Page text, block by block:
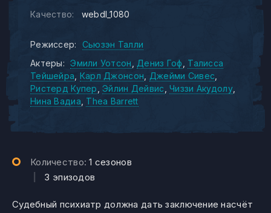
Качество: webdl_1080
Режиссер:
Сьюзэн Талли
Актеры:
Эмили Уотсон Дениз Гоф
Талисса
Тейшейра Карл Джонсон
Джейми Сивес
Ристерд Купер
Эйлин Дейвис Чиззи Акудолу
Нина Вадиа Thea Barrett
Количество:1 сезонов
3 эпизодов
Судебный психиатр должна дать заключение насчёт